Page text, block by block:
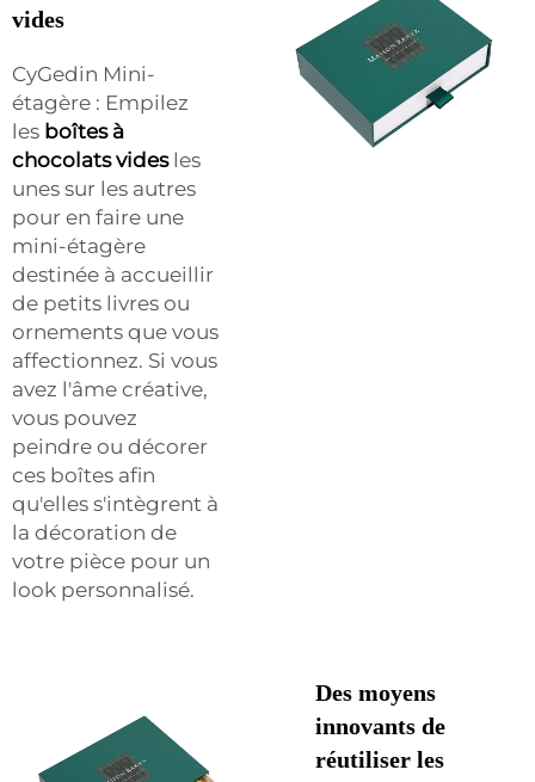
vides
CyGedin Mini-
étagère : Empilez
les boîtes à
chocolats vides les
unes sur les autres
pour en faire une
mini-étagère
destinée à accueillir
de petits livres ou
ornements que vous
affectionnez. Si vous
avez l'âme créative,
vous pouvez
peindre ou décorer
ces boîtes afin
qu'elles s'intègrent à
la décoration de
votre pièce pour un
look personnalisé.
Des moyens
innovants de
réutiliser les